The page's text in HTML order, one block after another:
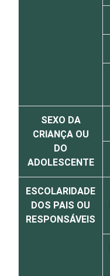
SEXO DA
CRIANÇA OU
DO
ADOLESCENTE
ESCOLARIDADE
DOS PAIS OU
RESPONSÁVEIS